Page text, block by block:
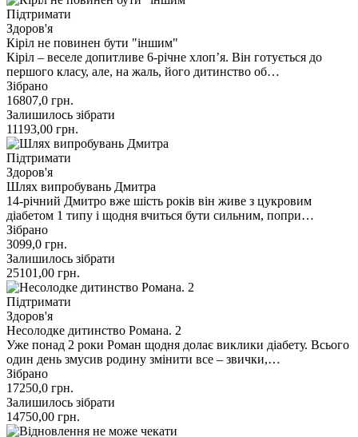
Підтримати
Здоров'я
Кіріл не повинен бути "іншим"
Кіріл – веселе допитливе 6-річне хлопʼя. Він готується до
першого класу, але, на жаль, його дитинство об…
Зібрано
16807,0 грн.
Залишилось зібрати
11193,00 грн.
Підтримати
Здоров'я
Шлях випробувань Дмитра
14-річний Дмитро вже шість років він живе з цукровим
діабетом 1 типу і щодня вчиться бути сильним, попри…
Зібрано
3099,0 грн.
Залишилось зібрати
25101,00 грн.
Підтримати
Здоров'я
Несолодке дитинство Романа. 2
Уже понад 2 роки Роман щодня долає виклики діабету. Всього
один день змусив родину змінити все – звички,…
Зібрано
17250,0 грн.
Залишилось зібрати
14750,00 грн.